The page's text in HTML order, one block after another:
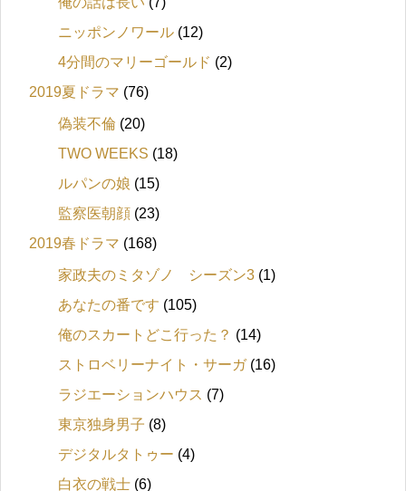
ニッポンノワール (12)
4分間のマリーゴールド (2)
2019夏ドラマ (76)
偽装不倫 (20)
TWO WEEKS (18)
ルパンの娘 (15)
監察医朝顔 (23)
2019春ドラマ (168)
家政夫のミタゾノ シーズン3 (1)
あなたの番です (105)
俺のスカートどこ行った？ (14)
ストロベリーナイト・サーガ(16)
ラジエーションハウス (7)
東京独身男子 (8)
デジタルタトゥー (4)
白衣の戦士 (6)